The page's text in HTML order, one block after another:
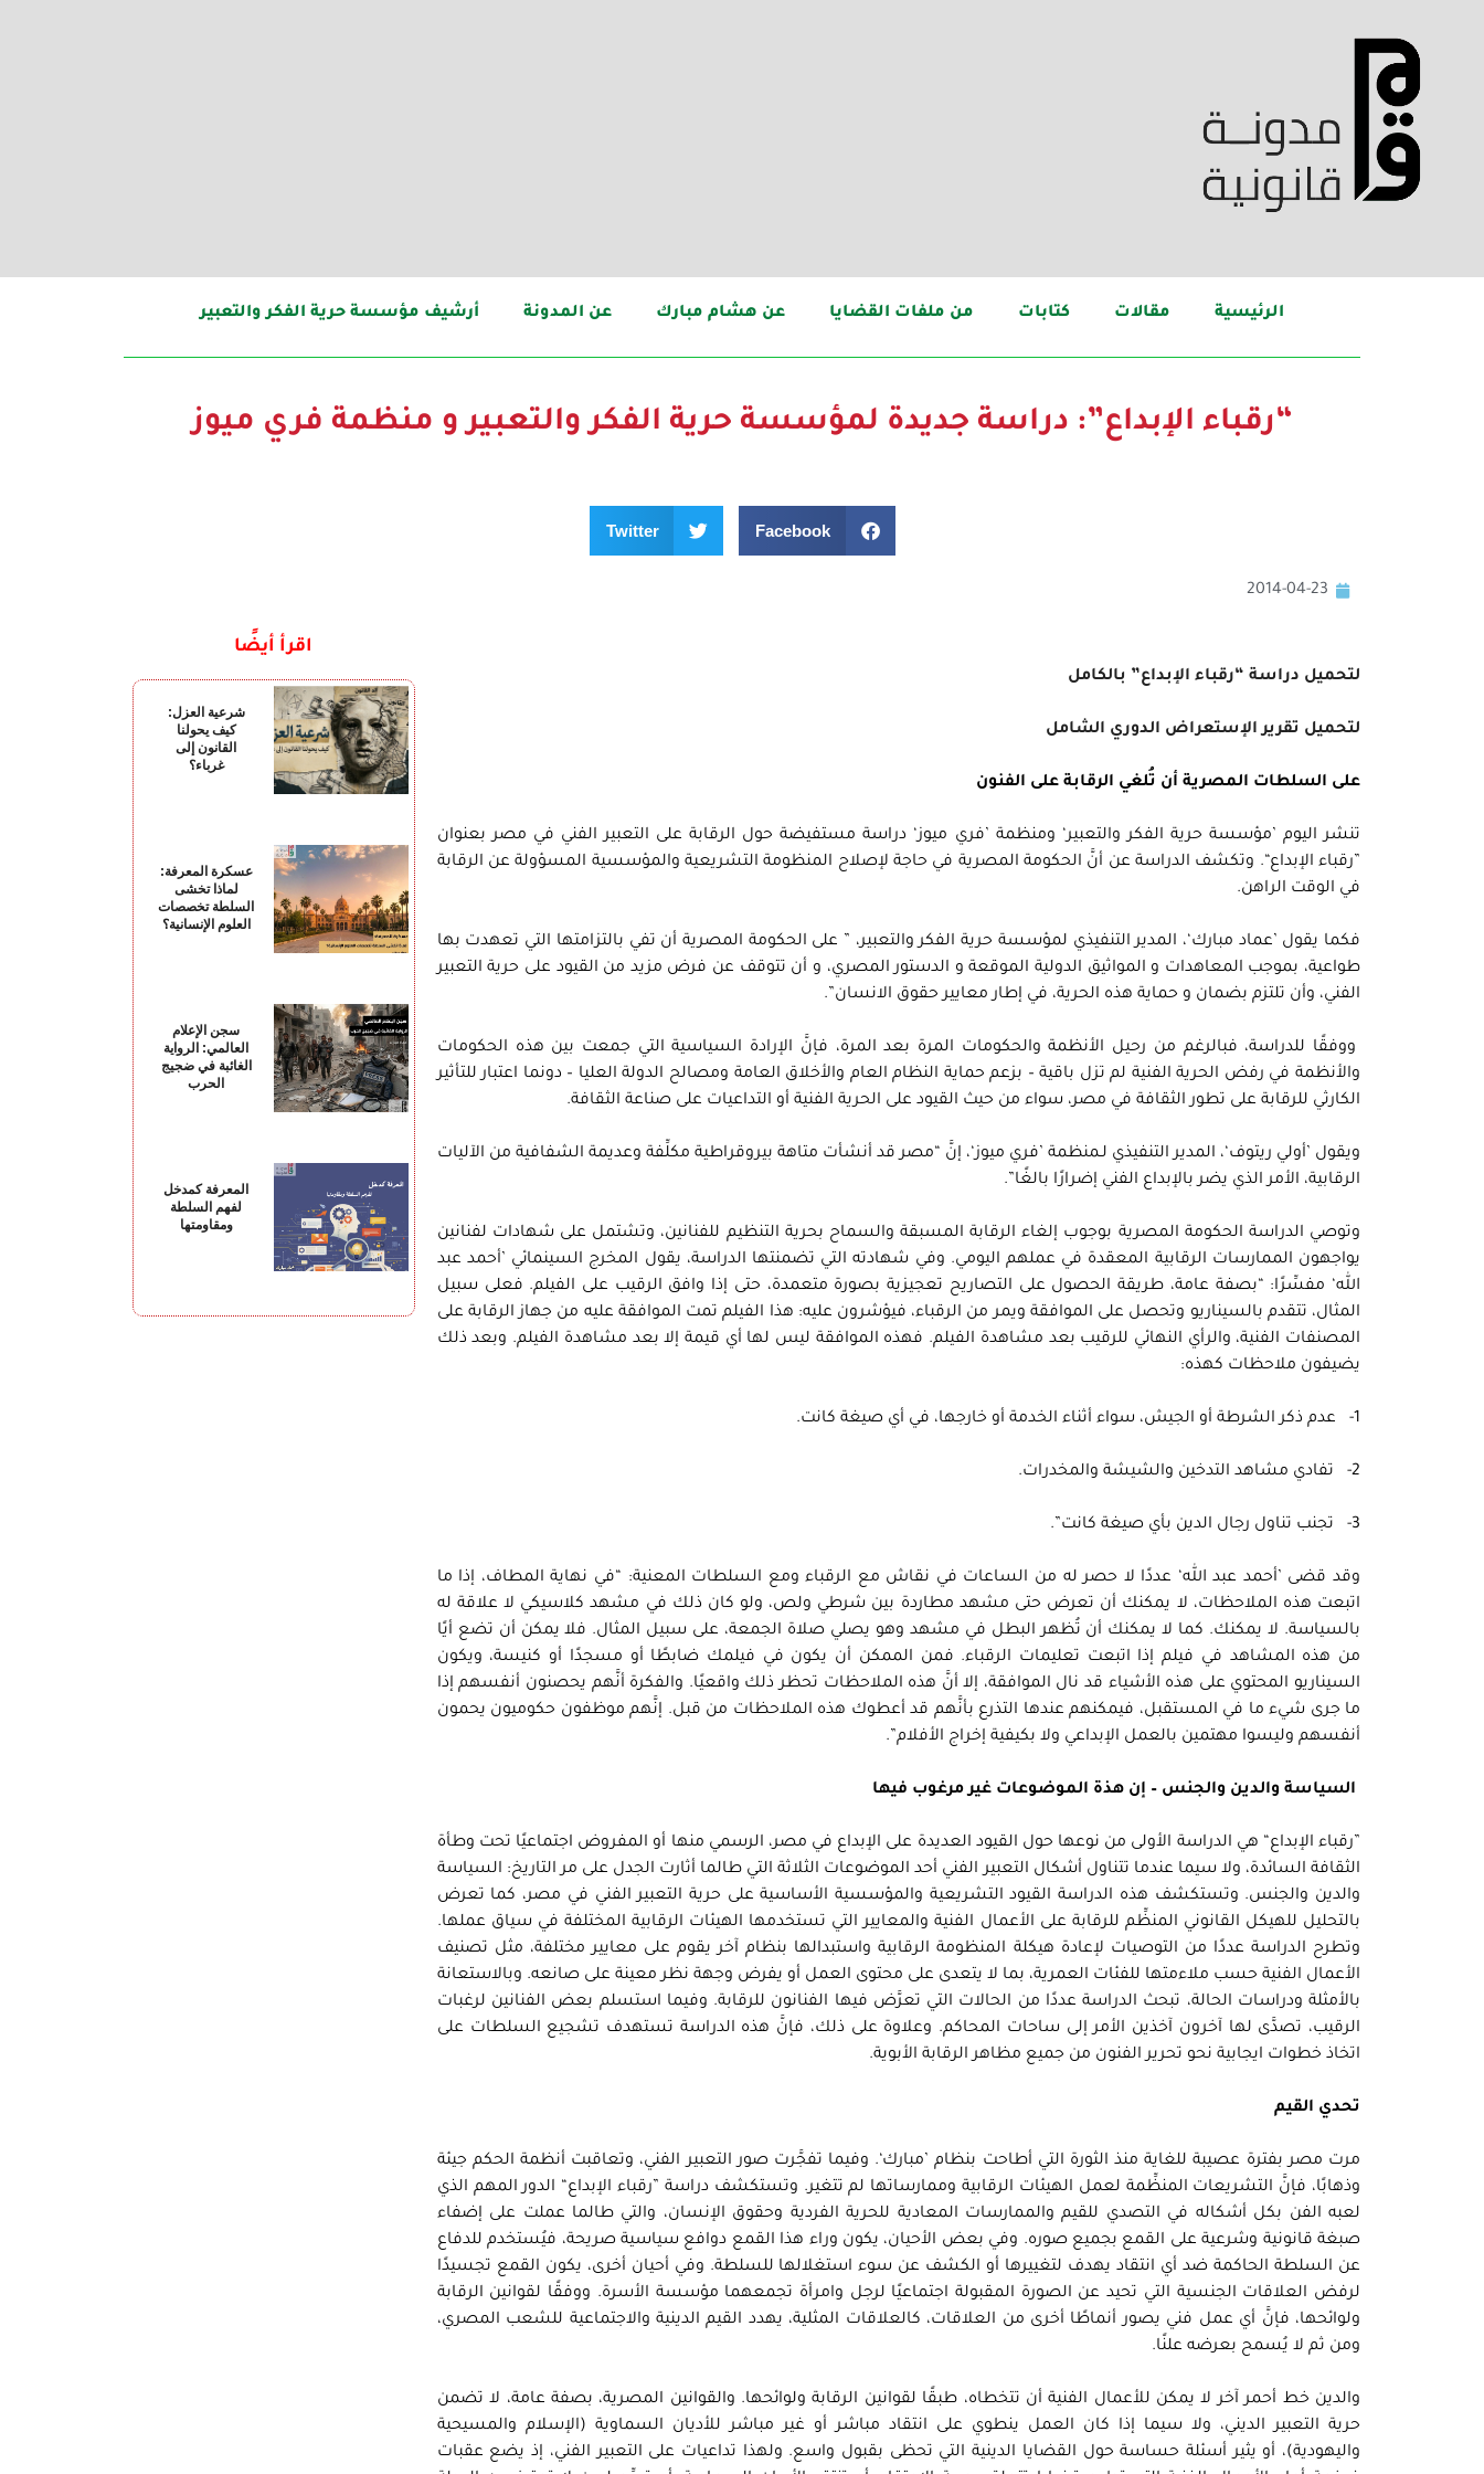
الرئيسية مقالات كتابات من ملفات القضايا عن هشام مبارك عن المدونة أرشيف مؤسسة حرية الفكر والتعبير
“رقباء الإبداع”: دراسة جديدة لمؤسسة حرية الفكر والتعبير و منظمة فري ميوز
Facebook
Twitter
2014-04-23
لتحميل دراسة “رقباء الإبداع” بالكامل
لتحميل تقرير الإستعراض الدوري الشامل
على السلطات المصرية أن تُلغي الرقابة على الفنون
تنشر اليوم ’مؤسسة حرية الفكر والتعبير‘ ومنظمة ’فري ميوز‘ دراسة مستفيضة حول الرقابة على التعبير الفني في مصر بعنوان
”رقباء الإبداع“. وتكشف الدراسة عن أنَّ الحكومة المصرية في حاجة لإصلاح المنظومة التشريعية والمؤسسية المسؤولة عن الرقابة
في الوقت الراهن.
فكما يقول ’عماد مبارك‘، المدير التنفيذي لمؤسسة حرية الفكر والتعبير، ” على الحكومة المصرية أن تفي بالتزامتها التي تعهدت بها
طواعية، بموجب المعاهدات و المواثيق الدولية الموقعة و الدستور المصري، و أن تتوقف عن فرض مزيد من القيود على حرية التعبير
الفني، وأن تلتزم بضمان و حماية هذه الحرية، في إطار معايير حقوق الانسان”.
ووفقًا للدراسة، فبالرغم من رحيل الأنظمة والحكومات المرة بعد المرة، فإنَّ الإرادة السياسية التي جمعت بين هذه الحكومات
والأنظمة في رفض الحرية الفنية لم تزل باقية – بزعم حماية النظام العام والأخلاق العامة ومصالح الدولة العليا – دونما اعتبار للتأثير
الكارثي للرقابة على تطور الثقافة في مصر، سواء من حيث القيود على الحرية الفنية أو التداعيات على صناعة الثقافة.
ويقول ’أولي ريتوف‘، المدير التنفيذي لـمنظمة ’فري ميوز‘، إنَّ “مصر قد أنشأت متاهة بيروقراطية مكلِّفة وعديمة الشفافية من الآليات
الرقابية، الأمر الذي يضر بالإبداع الفني إضرارًا بالغًا”.
وتوصي الدراسة الحكومة المصرية بوجوب إلغاء الرقابة المسبقة والسماح بحرية التنظيم للفنانين، وتشتمل على شهادات لفنانين
يواجهون الممارسات الرقابية المعقدة في عملهم اليومي. وفي شهادته التي تضمنتها الدراسة، يقول المخرج السينمائي ’أحمد عبد
الله‘ مفسِّرًا: “بصفة عامة، طريقة الحصول على التصاريح تعجيزية بصورة متعمدة، حتى إذا وافق الرقيب على الفيلم. فعلى سبيل
المثال، تتقدم بالسيناريو وتحصل على الموافقة ويمر من الرقباء، فيؤشرون عليه: هذا الفيلم تمت الموافقة عليه من جهاز الرقابة على
المصنفات الفنية، والرأي النهائي للرقيب بعد مشاهدة الفيلم. فهذه الموافقة ليس لها أي قيمة إلا بعد مشاهدة الفيلم. وبعد ذلك
يضيفون ملاحظات كهذه:
1- عدم ذكر الشرطة أو الجيش، سواء أثناء الخدمة أو خارجها، في أي صيغة كانت.
2- تفادي مشاهد التدخين والشيشة والمخدرات.
3- تجنب تناول رجال الدين بأي صيغة كانت”.
وقد قضى ’أحمد عبد الله‘ عددًا لا حصر له من الساعات في نقاش مع الرقباء ومع السلطات المعنية: “في نهاية المطاف، إذا ما
اتبعت هذه الملاحظات، لا يمكنك أن تعرض حتى مشهد مطاردة بين شرطي ولص، ولو كان ذلك في مشهد كلاسيكي لا علاقة له
بالسياسة. لا يمكنك. كما لا يمكنك أن تُظهر البطل في مشهد وهو يصلي صلاة الجمعة، على سبيل المثال. فلا يمكن أن تضع أيًا
من هذه المشاهد في فيلم إذا اتبعت تعليمات الرقباء. فمن الممكن أن يكون في فيلمك ضابطًا أو مسجدًا أو كنيسة، ويكون
السيناريو المحتوي على هذه الأشياء قد نال الموافقة، إلا أنَّ هذه الملاحظات تحظر ذلك واقعيًا. والفكرة أنَّهم يحصنون أنفسهم إذا
ما جرى شيء ما في المستقبل، فيمكنهم عندها التذرع بأنَّهم قد أعطوك هذه الملاحظات من قبل. إنَّهم موظفون حكوميون يحمون
أنفسهم وليسوا مهتمين بالعمل الإبداعي ولا بكيفية إخراج الأفلام”.
السياسة والدين والجنس – إن هذة الموضوعات غير مرغوب فيها
”رقباء الإبداع“ هي الدراسة الأولى من نوعها حول القيود العديدة على الإبداع في مصر، الرسمي منها أو المفروض اجتماعيًا تحت وطأة
الثقافة السائدة، ولا سيما عندما تتناول أشكال التعبير الفني أحد الموضوعات الثلاثة التي طالما أثارت الجدل على مر التاريخ: السياسة
والدين والجنس. وتستكشف هذه الدراسة القيود التشريعية والمؤسسية الأساسية على حرية التعبير الفني في مصر، كما تعرض
بالتحليل للهيكل القانوني المنظِّم للرقابة على الأعمال الفنية والمعايير التي تستخدمها الهيئات الرقابية المختلفة في سياق عملها.
وتطرح الدراسة عددًا من التوصيات لإعادة هيكلة المنظومة الرقابية واستبدالها بنظام آخر يقوم على معايير مختلفة، مثل تصنيف
الأعمال الفنية حسب ملاءمتها للفئات العمرية، بما لا يتعدى على محتوى العمل أو يفرض وجهة نظر معينة على صانعه. وبالاستعانة
بالأمثلة ودراسات الحالة، تبحث الدراسة عددًا من الحالات التي تعرَّض فيها الفنانون للرقابة. وفيما استسلم بعض الفنانين لرغبات
الرقيب، تصدَّى لها آخرون آخذين الأمر إلى ساحات المحاكم. وعلاوة على ذلك، فإنَّ هذه الدراسة تستهدف تشجيع السلطات على
اتخاذ خطوات ايجابية نحو تحرير الفنون من جميع مظاهر الرقابة الأبوية.
تحدي القيم
مرت مصر بفترة عصيبة للغاية منذ الثورة التي أطاحت بنظام ’مبارك‘. وفيما تفجَّرت صور التعبير الفني، وتعاقبت أنظمة الحكم جيئة
وذهابًا، فإنَّ التشريعات المنظِّمة لعمل الهيئات الرقابية وممارساتها لم تتغير. وتستكشف دراسة ”رقباء الإبداع“ الدور المهم الذي
لعبه الفن بكل أشكاله في التصدي للقيم والممارسات المعادية للحرية الفردية وحقوق الإنسان، والتي طالما عملت على إضفاء
صبغة قانونية وشرعية على القمع بجميع صوره. وفي بعض الأحيان، يكون وراء هذا القمع دوافع سياسية صريحة، فيُستخدم للدفاع
عن السلطة الحاكمة ضد أي انتقاد يهدف لتغييرها أو الكشف عن سوء استغلالها للسلطة. وفي أحيان أخرى، يكون القمع تجسيدًا
لرفض العلاقات الجنسية التي تحيد عن الصورة المقبولة اجتماعيًا لرجل وامرأة تجمعهما مؤسسة الأسرة. ووفقًا لقوانين الرقابة
ولوائحها، فإنَّ أي عمل فني يصور أنماطًا أخرى من العلاقات، كالعلاقات المثلية، يهدد القيم الدينية والاجتماعية للشعب المصري،
ومن ثم لا يُسمح بعرضه علنًا.
والدين خط أحمر آخر لا يمكن للأعمال الفنية أن تتخطاه، طبقًا لقوانين الرقابة ولوائحها. والقوانين المصرية، بصفة عامة، لا تضمن
حرية التعبير الديني، ولا سيما إذا كان العمل ينطوي على انتقاد مباشر أو غير مباشر للأديان السماوية (الإسلام والمسيحية
واليهودية)، أو يثير أسئلة حساسة حول القضايا الدينية التي تحظى بقبول واسع. ولهذا تداعيات على التعبير الفني، إذ يضع عقبات
اقرأ أيضًا
شرعية العزل:
كيف يحولنا
القانون إلى
غرباء؟
عسكرة المعرفة:
لماذا تخشى
السلطة تخصصات
العلوم الإنسانية؟
سجن الإعلام
العالمي: الرواية
الغائبة في ضجيج
الحرب
المعرفة كمدخل
لفهم السلطة
ومقاومتها